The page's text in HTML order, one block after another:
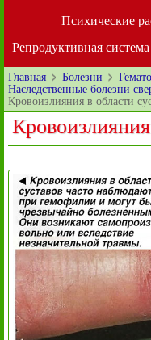
Психические
Репродуктивная система
Главная Болезни
Наследственные болезни
Кровоизлияния в области